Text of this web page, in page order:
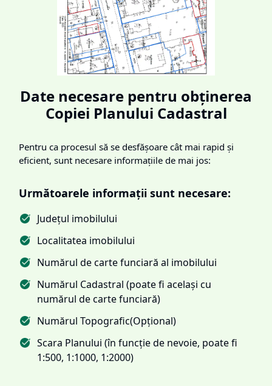
Date necesare pentru obținerea
Copiei Planului Cadastral
Pentru ca procesul să se desfășoare cât mai rapid și
eficient, sunt necesare informațiile de mai jos:
Următoarele informații sunt necesare:
Județul imobilului
Localitatea imobilului
Numărul de carte funciară al imobilului
Numărul Cadastral (poate fi același cu
numărul de carte funciară)
Numărul Topografic(Opțional)
Scara Planului (în funcție de nevoie, poate fi
1:500, 1:1000, 1:2000)